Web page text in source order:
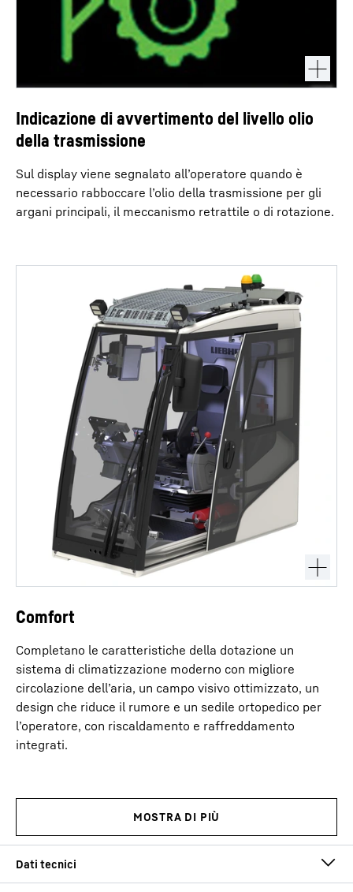
Indicazione di avvertimento del livello olio
della trasmissione
Sul display viene segnalato all’operatore quando è
necessario rabboccare l’olio della trasmissione per gli
argani principali, il meccanismo retrattile o di rotazione.
Comfort
Completano le caratteristiche della dotazione un
sistema di climatizzazione moderno con migliore
circolazione dell’aria, un campo visivo ottimizzato, un
design che riduce il rumore e un sedile ortopedico per
l’operatore, con riscaldamento e raffreddamento
integrati.